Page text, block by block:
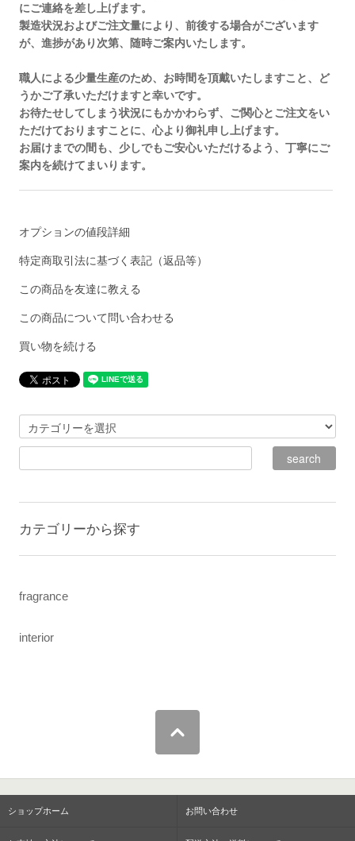
にご連絡を差し上げます。
製造状況およびご注文量により、前後する場合がございます
が、進捗があり次第、随時ご案内いたします。
職人による少量生産のため、お時間を頂戴いたしますこと、ど
うかご了承いただけますと幸いです。
お待たせしてしまう状況にもかかわらず、ご関心とご注文をい
ただけておりますことに、心より御礼申し上げます。
お届けまでの間も、少しでもご安心いただけるよう、丁寧にご
案内を続けてまいります。
オプションの値段詳細
特定商取引法に基づく表記（返品等）
この商品を友達に教える
この商品について問い合わせる
買い物を続ける
カテゴリーから探す
fragrance
interior
ショップホーム お問い合わせ